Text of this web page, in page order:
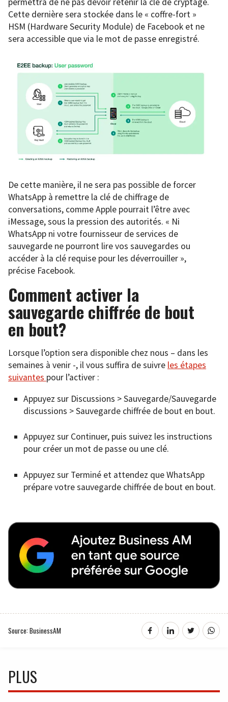
Cette dernière sera stockée dans le « coffre-fort »
HSM (Hardware Security Module) de Facebook et ne
sera accessible que via le mot de passe enregistré.
De cette manière, il ne sera pas possible de forcer
WhatsApp à remettre la clé de chiffrage de
conversations, comme Apple pourrait l’être avec
iMessage, sous la pression des autorités. « Ni
WhatsApp ni votre fournisseur de services de
sauvegarde ne pourront lire vos sauvegardes ou
accéder à la clé requise pour les déverrouiller »,
précise Facebook.
Comment activer la
sauvegarde chiffrée de bout
en bout?
Lorsque l’option sera disponible chez nous – dans les
semaines à venir -, il vous suffira de suivre les étapes
suivantes pour l’activer :
Appuyez sur Discussions > Sauvegarde/Sauvegarde
discussions > Sauvegarde chiffrée de bout en bout.
Appuyez sur Continuer, puis suivez les instructions
pour créer un mot de passe ou une clé.
Appuyez sur Terminé et attendez que WhatsApp
prépare votre sauvegarde chiffrée de bout en bout.
Source: BusinessAM
PLUS